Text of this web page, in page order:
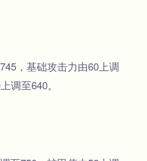
，基础攻击力由60上调
调至640。